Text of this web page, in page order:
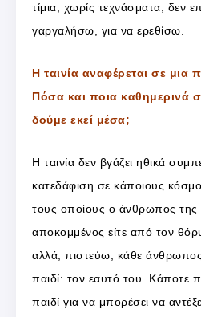
τίμια, χωρίς τεχνάσματα, δεν
γαργαλήσω, για να ερεθίσω.
Η ταινία αναφέρεται σε μια
Πόσα και ποια καθημερινά
δούμε εκεί μέσα;
Η ταινία δεν βγάζει ηθικά
κατεδάφιση σε κάποιους
τους οποίους ο άνθρωπος της
αποκομμένος είτε από τον
αλλά, πιστεύω, κάθε
παιδί: τον εαυτό του. Κάποτε
παιδί για να μπορέσει να